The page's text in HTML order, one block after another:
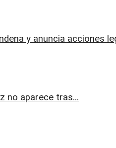
y anuncia acciones
no aparece tras...